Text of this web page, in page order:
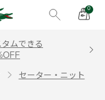
0
ムできる
セーター・ニット